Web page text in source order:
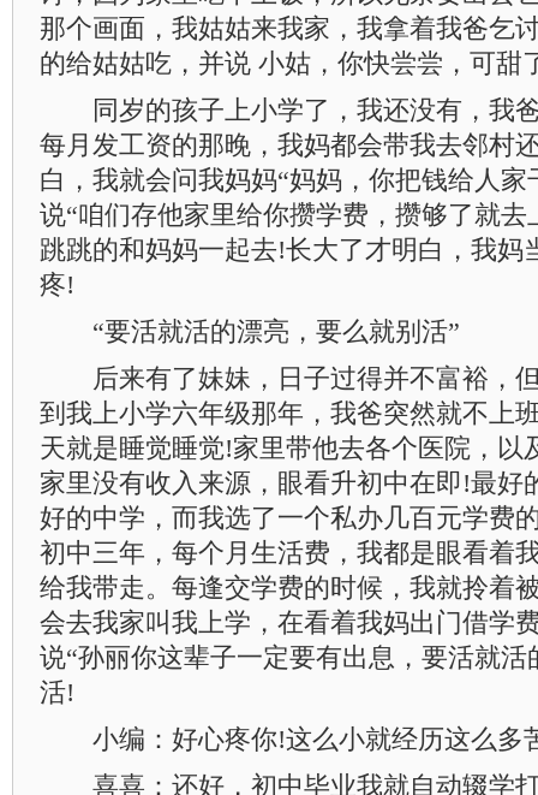
那个画面，我姑姑来我家，我拿着我爸乞
的给姑姑吃，并说 小姑，你快尝尝，可甜
同岁的孩子上小学了，我还没有，我
每月发工资的那晚，我妈都会带我去邻村
白，我就会问我妈妈“妈妈，你把钱给人家
说“咱们存他家里给你攒学费，攒够了就去
跳跳的和妈妈一起去!长大了才明白，我妈
疼!
“要活就活的漂亮，要么就别活”
后来有了妹妹，日子过得并不富裕，
到我上小学六年级那年，我爸突然就不上
天就是睡觉睡觉!家里带他去各个医院，以
家里没有收入来源，眼看升初中在即!最好
好的中学，而我选了一个私办几百元学费
初中三年，每个月生活费，我都是眼看着
给我带走。每逢交学费的时候，我就拎着
会去我家叫我上学，在看着我妈出门借学
说“孙丽你这辈子一定要有出息，要活就活
活!
小编：好心疼你!这么小就经历这么多
喜喜：还好，初中毕业我就自动辍学